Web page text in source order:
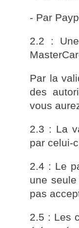
- Par
2.2 :
Par la
des
vous
2.3 : La
par celui-
2.4 : Le
une
pas
2.5 : Les